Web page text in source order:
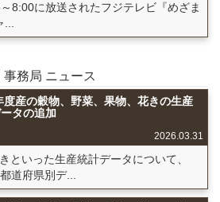
8:00に放送されたフジテレビ『めざま
...
事務局 ニュース
度産の穀物、野菜、果物、花きの生産
タの追加
2026.03.31
といった生産統計データについて、
道府県別デ...